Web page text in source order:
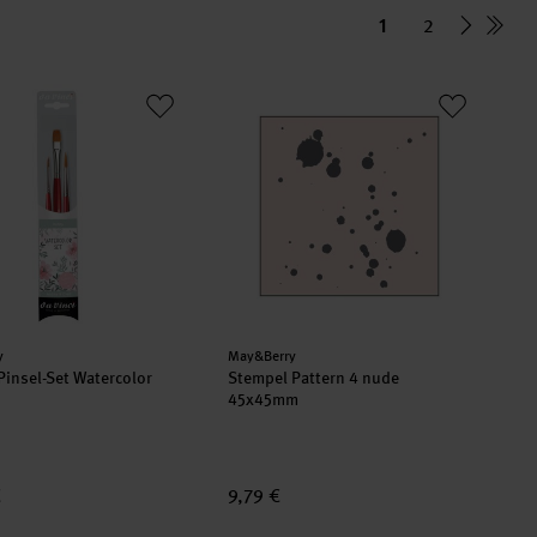
1 2
Set Watercolor
Hersteller:
May&Berry
Stempel Pattern 4 nude
45x45mm
9,79 €